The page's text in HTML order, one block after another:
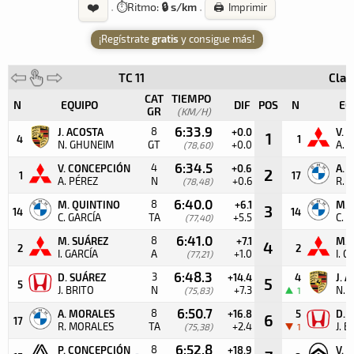
❤️ · ⏱️Ritmo: 🔒 s/km · 🖨️ Imprimir
¡Regístrategratis y consigue más!
TC 11
N EQUIPO
CAT
GR
TIEMPO
(KM/H) DIF POS N
4
J. ACOSTA
N. GHUNEIM
8
GT
6:33.9
(78,60)
+0.0
+0.0 1 1
V.
A.
1
V. CONCEPCIÓN
A. PÉREZ
4
N
6:34.5
(78,48)
+0.6
+0.6 2 17
A.
R.
14
M. QUINTINO
C. GARCÍA
8
TA
6:40.0
(77,40)
+6.1
+5.5 3 14
M.
C.
2
M. SUÁREZ
I. GARCÍA
8
A
6:41.0
(77,21)
+7.1
+1.0 4 2
M.
I.
5
D. SUÁREZ
J. BRITO
3
N
6:48.3
(75,83)
+14.4
+7.3 5 4
1
J.
N.
17
A. MORALES
R. MORALES
8
TA
6:50.7
(75,38)
+16.8
+2.4 6 5
1
D.
J.
P. CONCEPCIÓN
8
6:52.8 +18.9 V.